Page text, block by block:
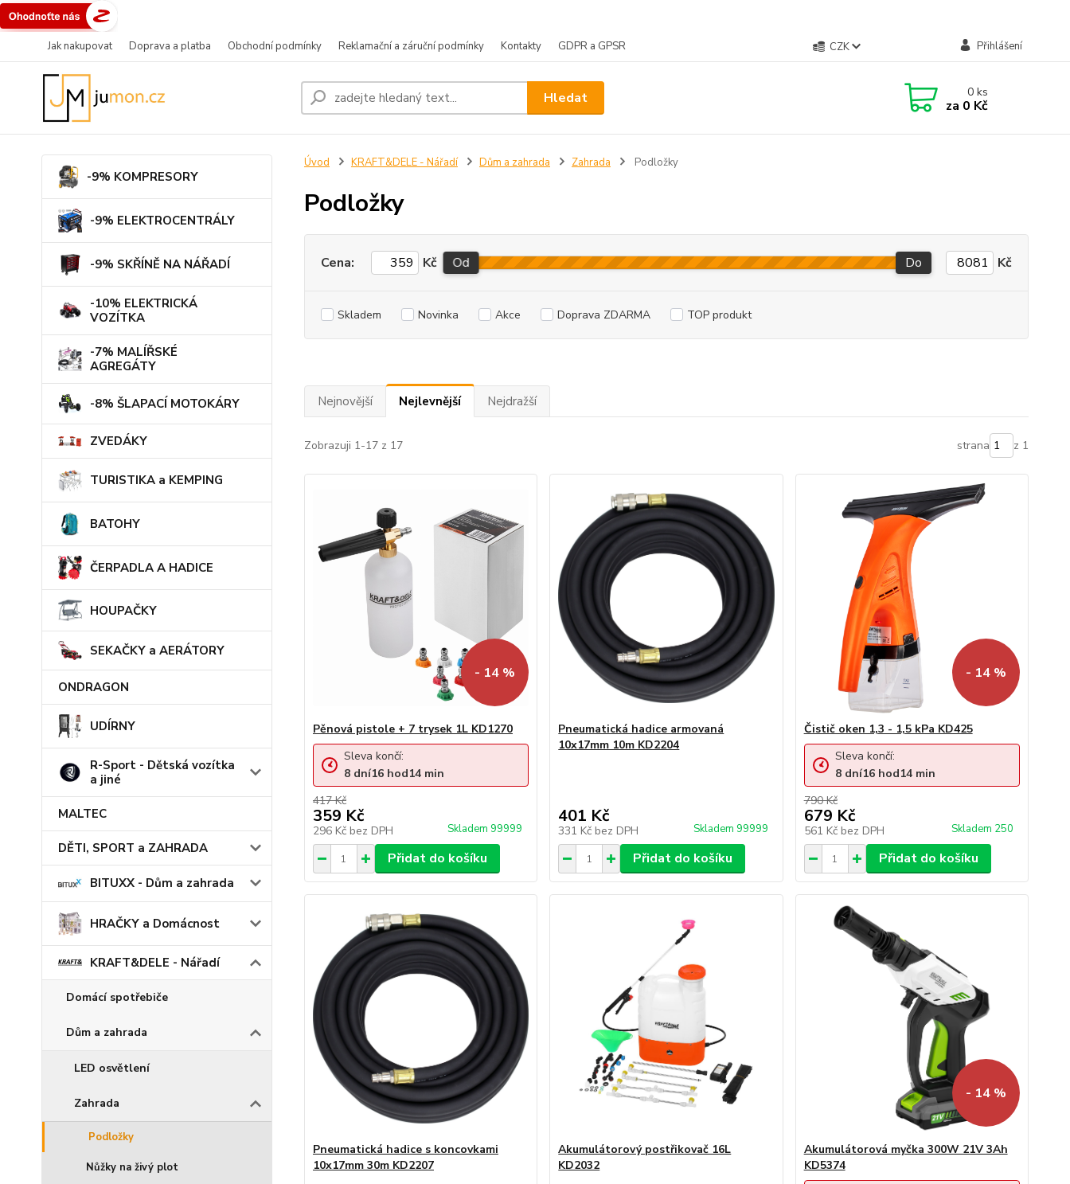
Jak nakupovat Doprava a platba Obchodní podmínky Reklamační a záruční podmínky Kontakty GDPR a GPSR CZK Přihlášení
Hledat 0ks
za 0 Kč
-9% KOMPRESORY
-9% ELEKTROCENTRÁLY
-9% SKŘÍNĚ NA NÁŘADÍ
-10% ELEKTRICKÁ
VOZÍTKA
-7% MALÍŘSKÉ
AGREGÁTY
-8% ŠLAPACÍ MOTOKÁRY
ZVEDÁKY
TURISTIKA a KEMPING
BATOHY
ČERPADLA A HADICE
HOUPAČKY
SEKAČKY a AERÁTORY
ONDRAGON
UDÍRNY
R-Sport - Dětská vozítka
a jiné
MALTEC
DĚTI, SPORT a ZAHRADA
BITUXX - Dům a zahrada
HRAČKY a Domácnost
KRAFT&DELE - Nářadí
Domácí spotřebiče
Dům a zahrada
LED osvětlení
Zahrada
Podložky
Nůžky na živý plot
Úvod KRAFT&DELE - Nářadí Dům a zahrada Zahrada Podložky
Podložky
Cena: Kč Od Do Kč
Skladem Novinka Akce Doprava ZDARMA TOP produkt
Nejnovější Nejlevnější Nejdražší
Zobrazuji 1-17 z 17 strana z 1
- 14 %
Pěnová pistole + 7 trysek 1L KD1270
417 Kč
359 Kč
296 Kč bez DPH Skladem 99999
Sleva končí:
8 dní16hod14min
Přidat do košíku
Pneumatická hadice armovaná
10x17mm 10m KD2204
401 Kč
331 Kč bez DPH Skladem 99999
Přidat do košíku
- 14 %
Čistič oken 1,3 - 1,5 kPa KD425
790 Kč
679 Kč
561 Kč bez DPH Skladem 250
Sleva končí:
8 dní16hod14min
Přidat do košíku
Pneumatická hadice s koncovkami
10x17mm 30m KD2207
Akumulátorový postřikovač 16L
KD2032
- 14 %
Akumulátorová myčka 300W 21V 3Ah
KD5374